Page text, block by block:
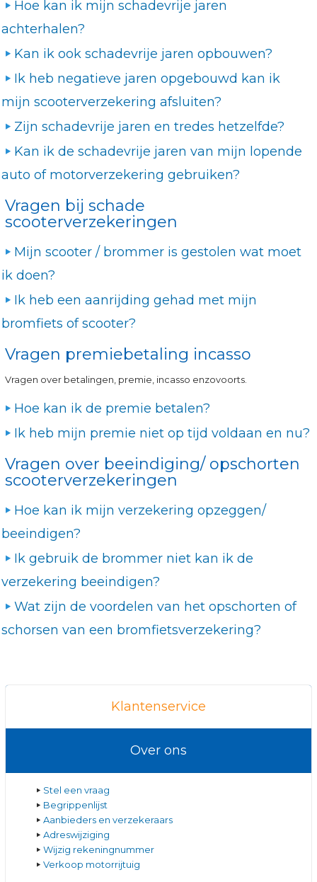
Hoe kan ik mijn schadevrije jaren
achterhalen?
Kan ik ook schadevrije jaren opbouwen?
Ik heb negatieve jaren opgebouwd kan ik
mijn scooterverzekering afsluiten?
Zijn schadevrije jaren en tredes hetzelfde?
Kan ik de schadevrije jaren van mijn lopende
auto of motorverzekering gebruiken?
Vragen bij schade
scooterverzekeringen
Mijn scooter / brommer is gestolen wat moet
ik doen?
Ik heb een aanrijding gehad met mijn
bromfiets of scooter?
Vragen premiebetaling incasso
Vragen over betalingen, premie, incasso enzovoorts.
Hoe kan ik de premie betalen?
Ik heb mijn premie niet op tijd voldaan en nu?
Vragen over beeindiging/ opschorten
scooterverzekeringen
Hoe kan ik mijn verzekering opzeggen/
beeindigen?
Ik gebruik de brommer niet kan ik de
verzekering beeindigen?
Wat zijn de voordelen van het opschorten of
schorsen van een bromfietsverzekering?
Klantenservice
Over ons
Stel een vraag
Begrippenlijst
Aanbieders en verzekeraars
Adreswijziging
Wijzig rekeningnummer
Verkoop motorrijtuig